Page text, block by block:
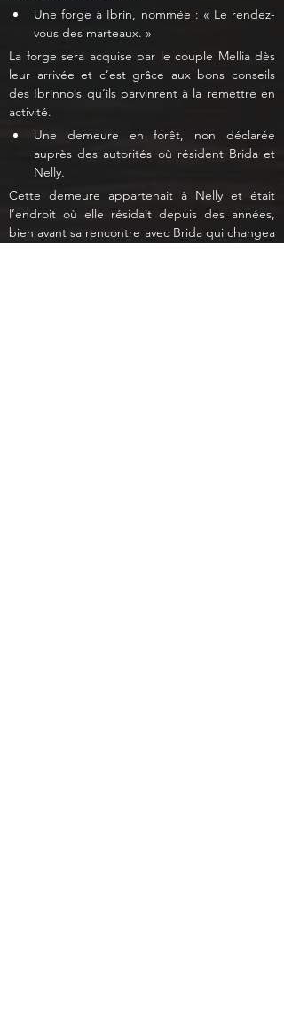
Une forge à Ibrin, nommée : « Le rendez-
vous des marteaux. »
La forge sera acquise par le couple Mellia dès
leur arrivée et c’est grâce aux bons conseils
des Ibrinnois qu’ils parvinrent à la remettre en
activité.
Une demeure en forêt, non déclarée
auprès des autorités où résident Brida et
Nelly.
Cette demeure appartenait à Nelly et était
l’endroit où elle résidait depuis des années,
bien avant sa rencontre avec Brida qui changea